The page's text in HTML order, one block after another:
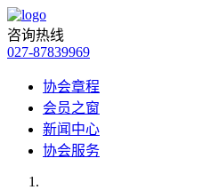
咨询热线
027-87839969
协会章程
会员之窗
新闻中心
协会服务